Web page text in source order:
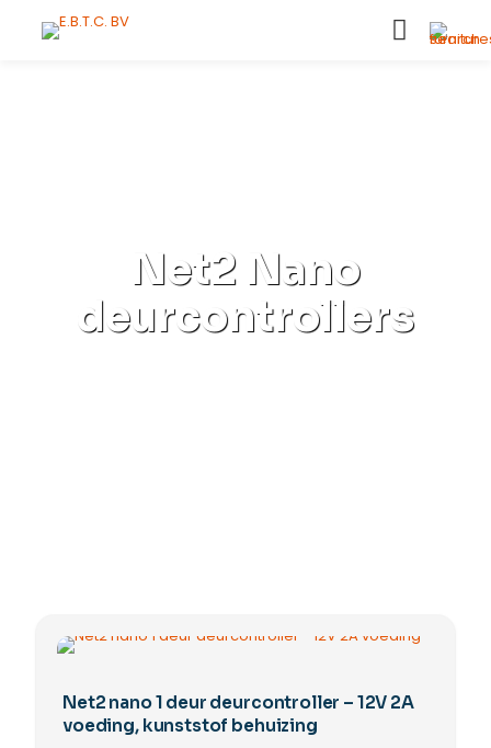
Net2 Nano
deurcontrollers
Net2 nano 1 deur deurcontroller – 12V 2A
voeding, kunststof behuizing